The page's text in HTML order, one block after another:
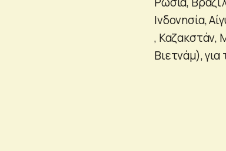
Ινδονησία,
, Καζακστάν,
Βιετνάμ),